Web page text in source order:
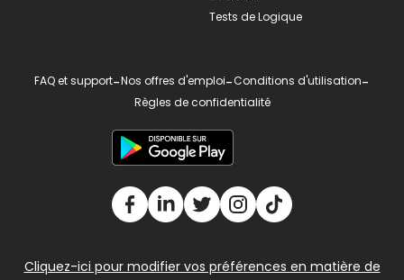
Tests de Logique
FAQ et support-Nos offres d'emploi-Conditions d'utilisation-
Règles de confidentialité
Cliquez-ici pour modifier vos préférences en matière de